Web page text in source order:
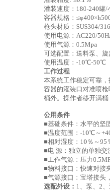
灌装速度：180-240罐/
容器规格：
枪头材质：SUS304/316
使用电源：AC220/
使用气源：0.5Mpa
可选配置：送料泵、旋
使用温度：-10℃-50℃
工作过程
本系统工作稳定可靠
容器的灌装口对准喷
桶外。操作者移开满
公用条件
■基础条件：水平的坚
■温度范围：-10℃～
■相对湿度：10％～95
■电 源：独立的单独交
■工作气源：压力
■物料接口：快速对接
■气源接口：宝塔接头
选配外设： 1、泵、2